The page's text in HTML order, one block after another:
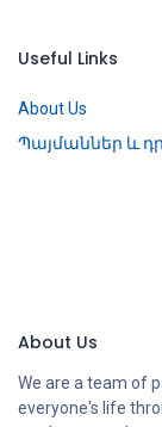
Useful Links
About Us
Պայմաններ և
About Us
We are a team of
everyone's life